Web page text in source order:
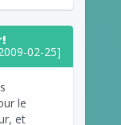
02-25]
le
et